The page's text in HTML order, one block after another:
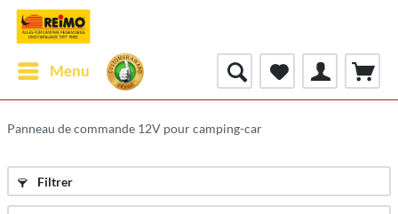
Menu
Panneau de commande 12V pour camping-car
Filtrer